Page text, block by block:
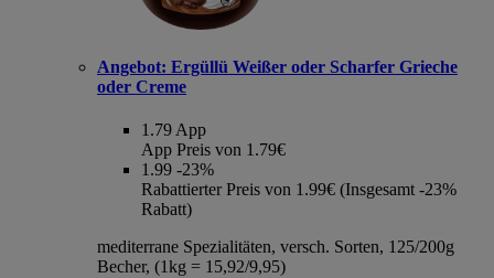
Angebot: Ergüllü Weißer oder Scharfer Grieche
oder Creme
1.79 App
App Preis von 1.79€
1.99 -23%
Rabattierter Preis von 1.99€ (Insgesamt -23%
Rabatt)
mediterrane Spezialitäten, versch. Sorten, 125/200g
Becher, (1kg = 15,92/9,95)